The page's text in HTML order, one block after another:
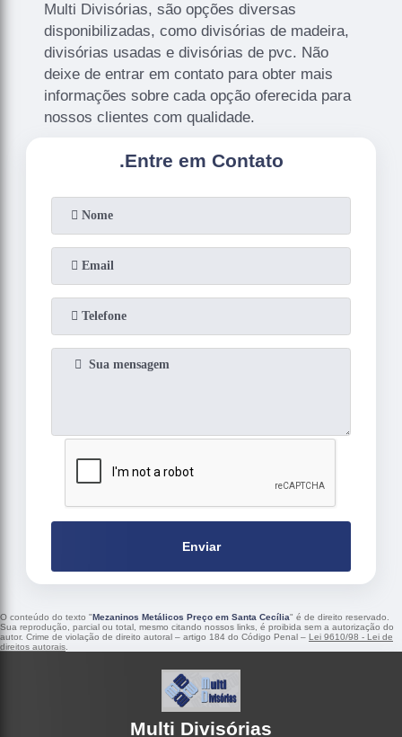
Multi Divisórias, são opções diversas
disponibilizadas, como divisórias de madeira,
divisórias usadas e divisórias de pvc. Não
deixe de entrar em contato para obter mais
informações sobre cada opção oferecida para
nossos clientes com qualidade.
.Entre em Contato
Enviar
O conteúdo do texto "Mezaninos Metálicos Preço em Santa Cecília" é de direito reservado.
Sua reprodução, parcial ou total, mesmo citando nossos links, é proibida sem a autorização do
autor. Crime de violação de direito autoral – artigo 184 do Código Penal – Lei 9610/98 - Lei de
direitos autorais
Multi Divisórias